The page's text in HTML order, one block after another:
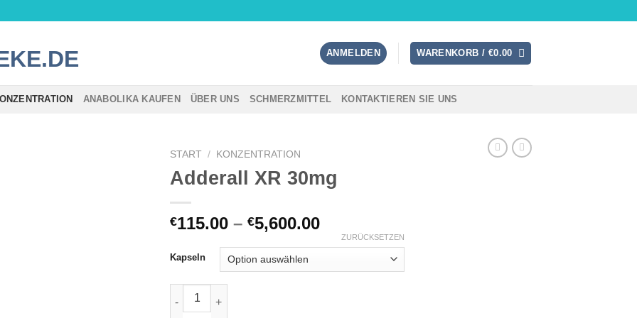
ANMELDEN WARENKORB / €0.00
ANABOLIKA KAUFEN ÜBER UNS SCHMERZMITTEL KONTAKTIEREN SIE UNS
START / KONZENTRATION
Adderall XR 30mg
€115.00 – €5,600.00Preisspanne:
€115.00
€5,600.00
Kapseln
ZURÜCKSETZEN
Adderall XR 30mg Menge